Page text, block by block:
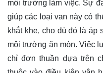
môi trường làm việc. Sự
giúp các loại van này có
khắt khe, cho dù đó là áp
môi trường ăn mòn. Việc
chỉ đơn thuần dựa trên